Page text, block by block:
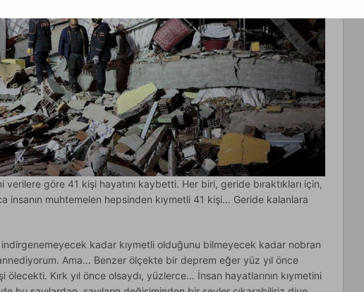
verilere göre 41 kişi hayatını kaybetti. Her biri, geride bıraktıkları için,
insanın muhtemelen hepsinden kıymetli 41 kişi… Geride kalanlara
indirgenemeyecek kadar kıymetli olduğunu bilmeyecek kadar nobran
Ama… Benzer ölçekte bir deprem eğer yüz yıl önce
ölecekti. Kırk yıl önce olsaydı, yüzlerce… İnsan hayatlarının kıymetini